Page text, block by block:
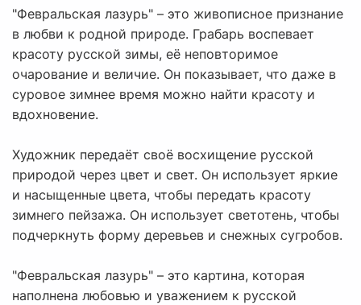
"Февральская лазурь" – это живописное признание
в любви к родной природе. Грабарь воспевает
красоту русской зимы, её неповторимое
очарование и величие. Он показывает, что даже в
суровое зимнее время можно найти красоту и
вдохновение.
Художник передаёт своё восхищение русской
природой через цвет и свет. Он использует яркие
и насыщенные цвета, чтобы передать красоту
зимнего пейзажа. Он использует светотень, чтобы
подчеркнуть форму деревьев и снежных сугробов.
"Февральская лазурь" – это картина, которая
наполнена любовью и уважением к русской